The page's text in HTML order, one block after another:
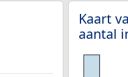
Kaart
aantal